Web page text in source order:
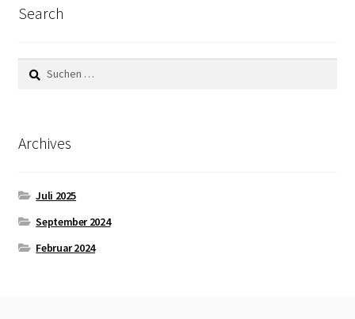
Search
Suchen
nach:
Archives
Juli 2025
September 2024
Februar 2024